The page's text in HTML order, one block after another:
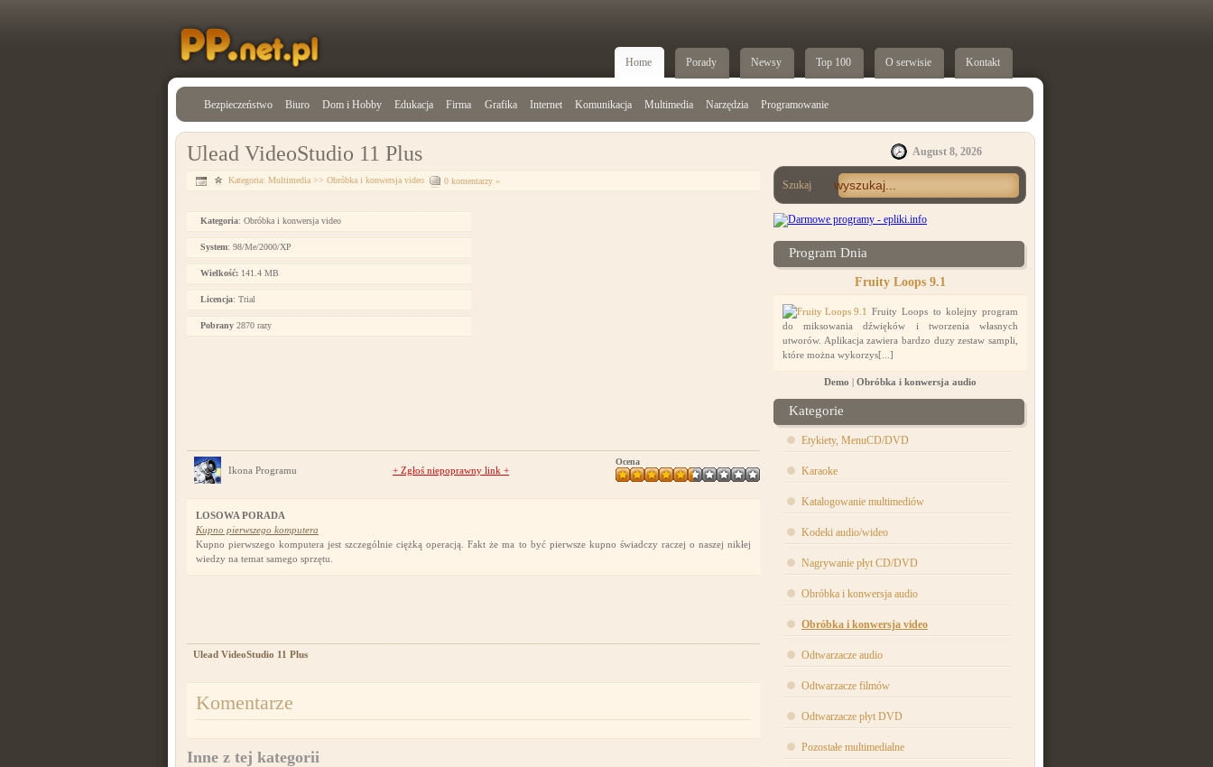
Home Porady Newsy Top 100 O serwisie Kontakt
Bezpieczeństwo Biuro Dom i Hobby Edukacja Firma Grafika Internet Komunikacja Multimedia Narzędzia Programowanie
Ulead VideoStudio 11 Plus
Kategoria: Multimedia >> Obróbka i konwersja video 0 komentarzy »
Kategoria: Obróbka i konwersja video
System: 98/Me/2000/XP
Wielkość: 141.4 MB
Licencja: Trial
Pobrany 2870 razy
Ikona Programu + Zgłoś niepoprawny link +
Ocena
LOSOWA PORADA
Kupno pierwszego komputera
Kupno pierwszego komputera jest szczególnie ciężką operacją. Fakt że ma to być pierwsze kupno świadczy raczej o naszej nikłej
wiedzy na temat samego sprzętu.
Ulead VideoStudio 11 Plus
Komentarze
Inne z tej kategorii
August 8, 2026
Szukaj
Program Dnia
Fruity Loops 9.1
Fruity Loops to kolejny program
do miksowania dźwięków i tworzenia własnych
utworów. Aplikacja zawiera bardzo duzy zestaw sampli,
które można wykorzys[...]
Demo | Obróbka i konwersja audio
Kategorie
Etykiety, MenuCD/DVD
Karaoke
Katalogowanie multimediów
Kodeki audio/wideo
Nagrywanie płyt CD/DVD
Obróbka i konwersja audio
Obróbka i konwersja video
Odtwarzacze audio
Odtwarzacze filmów
Odtwarzacze płyt DVD
Pozostałe multimedialne